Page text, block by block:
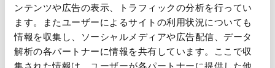
ンテンツや広告の表示、トラフィックの分析を行ってい
ます。またユーザーによるサイトの利用状況についても
情報を収集し、ソーシャルメディアや広告配信、データ
解析の各パートナーに情報を共有しています。ここで収
テクノロジー：セラミックコイル採用。よりスムーズ
な蒸気、豊かな風味、最適なニコチン供給を実現。
リキッド容量：2ml
吸引回数の目安：1ポッドあたり最大600回